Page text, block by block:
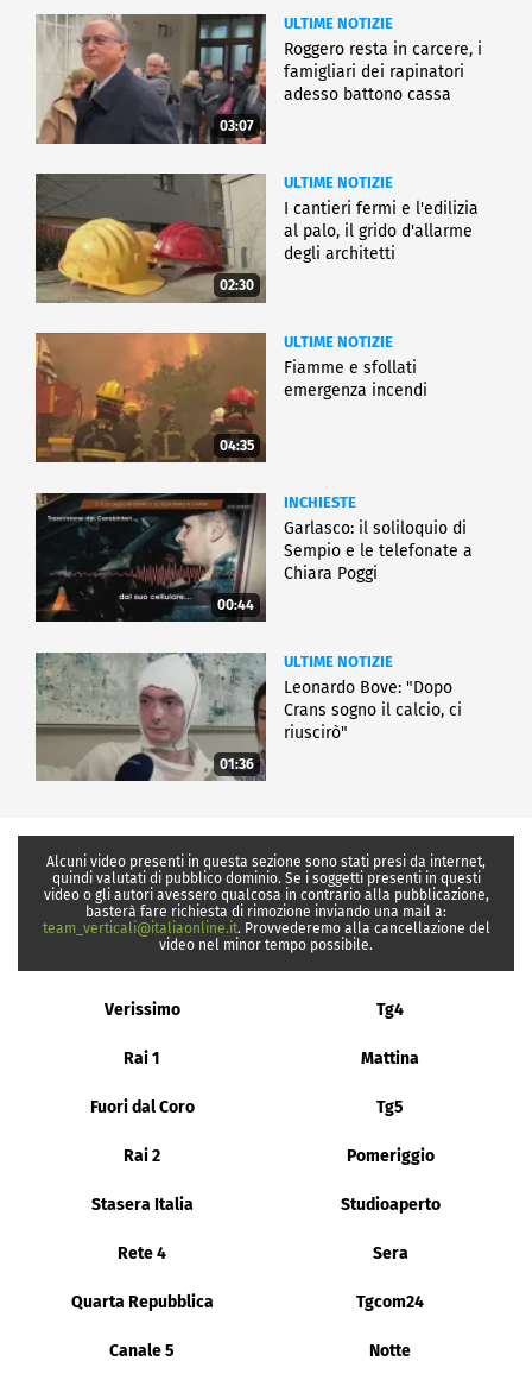
03:07
ULTIME NOTIZIE
Roggero resta in carcere, i
famigliari dei rapinatori
adesso battono cassa
02:30
ULTIME NOTIZIE
I cantieri fermi e l'edilizia
al palo, il grido d'allarme
degli architetti
04:35
ULTIME NOTIZIE
Fiamme e sfollati
emergenza incendi
00:44
INCHIESTE
Garlasco: il soliloquio di
Sempio e le telefonate a
Chiara Poggi
01:36
ULTIME NOTIZIE
Leonardo Bove: "Dopo
Crans sogno il calcio, ci
riuscirò"
Alcuni video presenti in questa sezione sono stati presi da internet,
quindi valutati di pubblico dominio. Se i soggetti presenti in questi
video o gli autori avessero qualcosa in contrario alla pubblicazione,
basterà fare richiesta di rimozione inviando una mail a:
team_verticali@italiaonline.it. Provvederemo alla cancellazione del
video nel minor tempo possibile.
Verissimo Tg4
Rai 1 Mattina
Fuori dal Coro Tg5
Rai 2 Pomeriggio
Stasera Italia Studioaperto
Rete 4 Sera
Quarta Repubblica Tgcom24
Canale 5 Notte